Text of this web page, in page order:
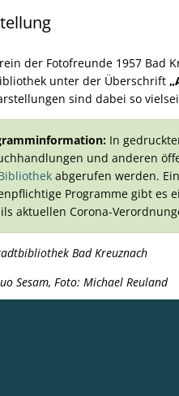
der Fotofreunde 1957 Bad
unter der Überschrift
sind dabei so
In
und anderen
abgerufen werden.
Programme gibt es
aktuellen Corona-
Bad Kreuznach
Sesam, Foto: Michael Reuland